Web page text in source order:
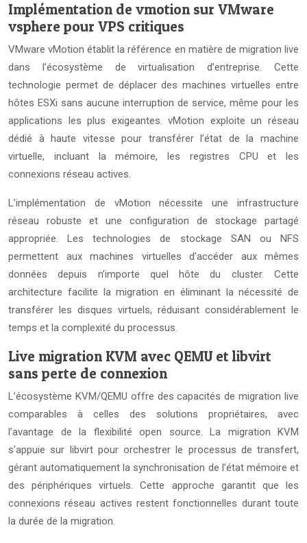
Implémentation de vmotion sur VMware
vsphere pour VPS critiques
VMware vMotion établit la référence en matière de migration live
dans l’écosystème de virtualisation d’entreprise. Cette
technologie permet de déplacer des machines virtuelles entre
hôtes ESXi sans aucune interruption de service, même pour les
applications les plus exigeantes. vMotion exploite un réseau
dédié à haute vitesse pour transférer l’état de la machine
virtuelle, incluant la mémoire, les registres CPU et les
connexions réseau actives.
L’implémentation de vMotion nécessite une infrastructure
réseau robuste et une configuration de stockage partagé
appropriée. Les technologies de stockage SAN ou NFS
permettent aux machines virtuelles d’accéder aux mêmes
données depuis n’importe quel hôte du cluster. Cette
architecture facilite la migration en éliminant la nécessité de
transférer les disques virtuels, réduisant considérablement le
temps et la complexité du processus.
Live migration KVM avec QEMU et libvirt
sans perte de connexion
L’écosystème KVM/QEMU offre des capacités de migration live
comparables à celles des solutions propriétaires, avec
l’avantage de la flexibilité open source. La migration KVM
s’appuie sur libvirt pour orchestrer le processus de transfert,
gérant automatiquement la synchronisation de l’état mémoire et
des périphériques virtuels. Cette approche garantit que les
connexions réseau actives restent fonctionnelles durant toute
la durée de la migration.